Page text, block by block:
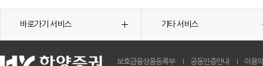
바로가기 서비스 기타 서비스
보호금융상품등록부 공동인증안내 이용